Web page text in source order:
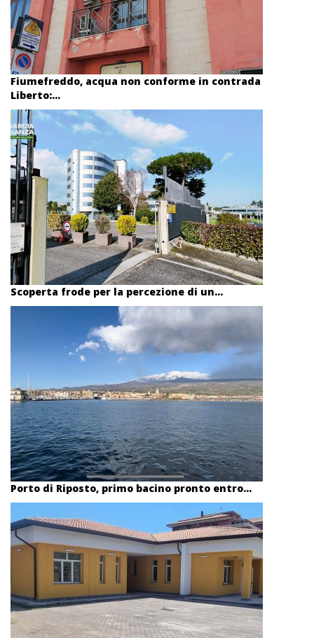
Fiumefreddo, acqua non conforme in contrada
Liberto:...
Scoperta frode per la percezione di un...
Porto di Riposto, primo bacino pronto entro...